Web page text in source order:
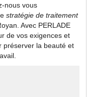
nous vous
stratégie de traitement
Avec PERLADE
de vos exigences et
préserver la beauté et